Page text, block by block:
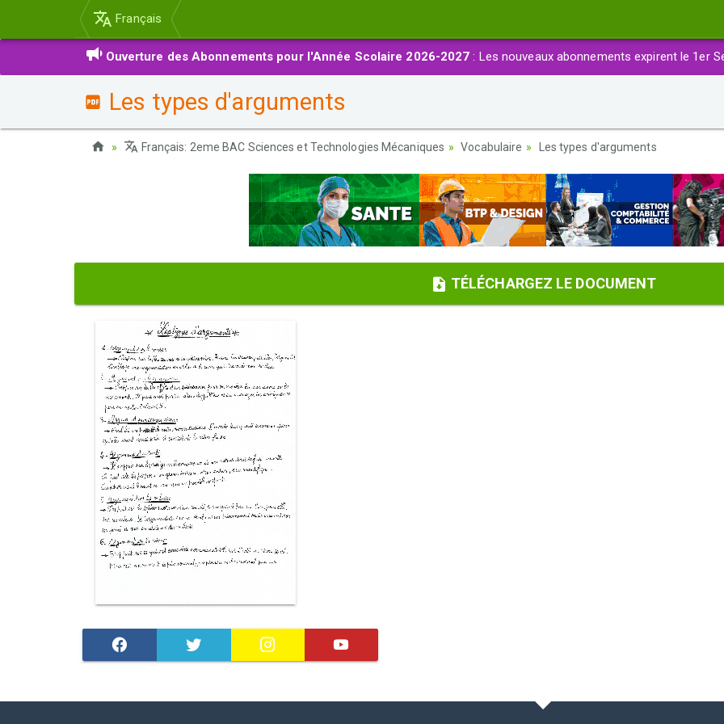
Français
Ouverture des Abonnements pour l'Année Scolaire 2026-2027 : Les nouveaux abonnements expirent le 1er
Les types d'arguments
Français: 2eme BAC Sciences et Technologies Mécaniques Vocabulaire Les types d'arguments
TÉLÉCHARGEZ LE DOCUMENT